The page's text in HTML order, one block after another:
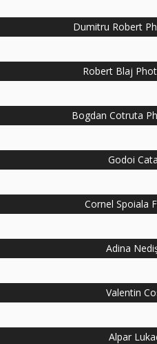
Dumitru Robert
Robert Blaj
Bogdan Cotruta
Godoi
Cornel Spoiala
Adina
Valentin
Alpar